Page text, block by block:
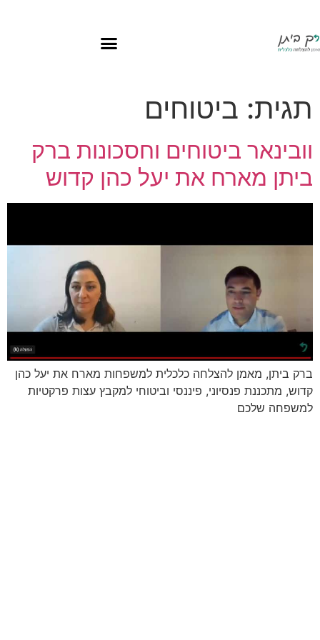
תגית: ביטוחים
וובינאר ביטוחים וחסכונות ברק
ביתן מארח את יעל כהן קדוש
ברק ביתן, מאמן להצלחה כלכלית למשפחות מארח את יעל כהן
קדוש, מתכננת פנסיוני, פיננסי וביטוחי למקבץ עצות פרקטיות
למשפחה שלכם